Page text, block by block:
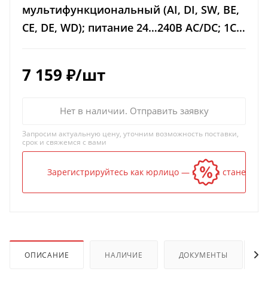
мультифункциональный (AI, DI, SW, BE,
CE, DE, WD); питание 24…240В АС/DC; 1CO
7 159 ₽/шт
Нет в наличии. Отправить заявку
Запросим актуальную цену, уточним возможность поставки,
срок и свяжемся с вами
Зарегистрируйтесь как юрлицо — и цена станет
ОПИСАНИЕ НАЛИЧИЕ ДОКУМЕНТЫ